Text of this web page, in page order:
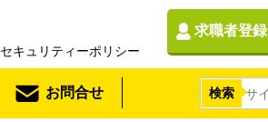
セキュリティーポリシー
求職者登録
お問合せ 検索